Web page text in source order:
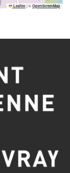
Leaflet |© OpenStreetMap